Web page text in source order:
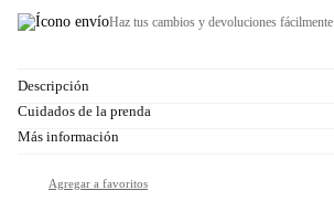
Haz tus cambios y devoluciones fácilmente
Descripción
Cuidados de la prenda
Más información